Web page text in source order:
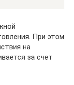
При этом
на
за счет